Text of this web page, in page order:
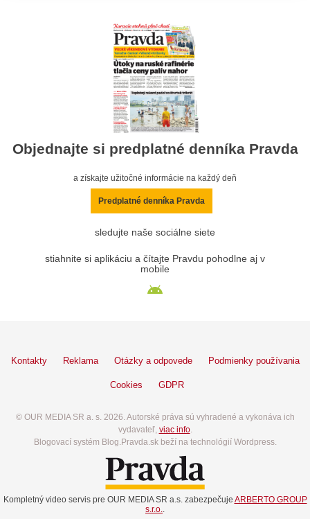
Objednajte si predplatné denníka Pravda
a získajte užitočné informácie na každý deň
Predplatné denníka Pravda
sledujte naše sociálne siete
stiahnite si aplikáciu a čítajte Pravdu pohodlne aj v
mobile
Kontakty Reklama Otázky a odpovede Podmienky používania
Cookies GDPR
© OUR MEDIA SR a. s. 2026. Autorské práva sú vyhradené a vykonáva ich
vydavateľ, viac info.
Blogovací systém Blog.Pravda.sk beží na technológií Wordpress.
Kompletný video servis pre OUR MEDIA SR a.s. zabezpečuje ARBERTO GROUP
s.r.o..